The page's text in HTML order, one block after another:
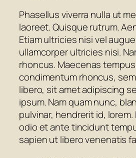
Phasellus viverra nulla ut
laoreet. Quisque rutrum.
Etiam ultricies nisi vel
ullamcorper ultricies nisi.
rhoncus. Maecenas
condimentum rhoncus,
libero, sit amet adipiscing
ipsum. Nam quam nunc,
pulvinar, hendrerit id,
odio et ante tincidunt
sapien ut libero venenatis